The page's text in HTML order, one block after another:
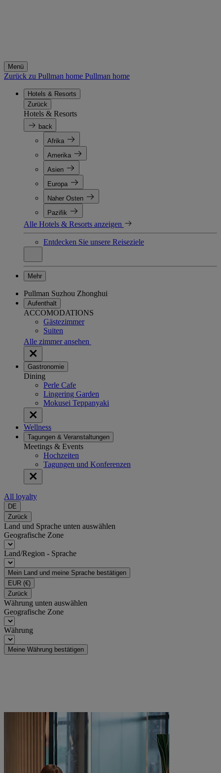
Menü
Zurück zu Pullman home Pullman home
Hotels & Resorts
Zurück
Hotels & Resorts
back
Afrika
Amerika
Asien
Europa
Naher Osten
Pazifik
Alle Hotels & Resorts anzeigen
Entdecken Sie unsere Reiseziele
Mehr
Pullman Suzhou Zhonghui
Aufenthalt
ACCOMODATIONS
Gästezimmer
Suiten
Alle zimmer ansehen
Gastronomie
Dining
Perle Cafe
Lingering Garden
Mokusei Teppanyaki
Wellness
Tagungen & Veranstaltungen
Meetings & Events
Hochzeiten
Tagungen und Konferenzen
All loyalty
DE
Zurück
Land und Sprache unten auswählen
Geografische Zone
Land/Region - Sprache
Mein Land und meine Sprache bestätigen
EUR (€)
Zurück
Währung unten auswählen
Geografische Zone
Währung
Meine Währung bestätigen